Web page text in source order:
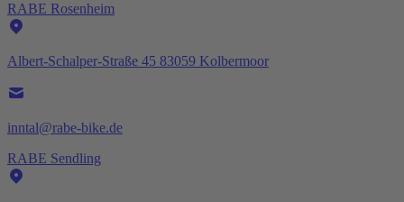
RABE Rosenheim
Albert-Schalper-Straße 45 83059 Kolbermoor
inntal@rabe-bike.de
RABE Sendling